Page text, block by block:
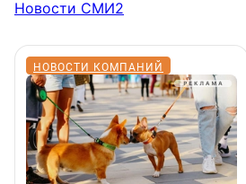
Новости СМИ2
НОВОСТИ КОМПАНИЙ